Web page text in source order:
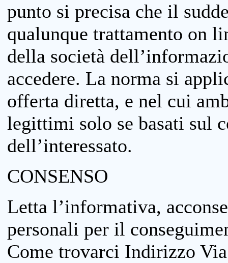
punto si precisa che il
qualunque trattamento on
della società
accedere. La norma si
offerta diretta, e nel cui
legittimi solo se basati sul
dell’interessato.
CONSENSO
Letta l’informativa,
personali per il
Come trovarci Indirizzo